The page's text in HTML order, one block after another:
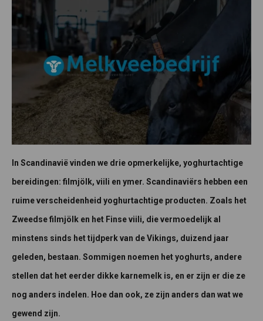
In Scandinavië vinden we drie opmerkelijke, yoghurtachtige
bereidingen: filmjölk, viili en ymer. Scandinaviërs hebben een
ruime verscheidenheid yoghurtachtige producten. Zoals het
Zweedse filmjölk en het Finse viili, die vermoedelijk al
minstens sinds het tijdperk van de Vikings, duizend jaar
geleden, bestaan. Sommigen noemen het yoghurts, andere
stellen dat het eerder dikke karnemelk is, en er zijn er die ze
nog anders indelen. Hoe dan ook, ze zijn anders dan wat we
gewend zijn.